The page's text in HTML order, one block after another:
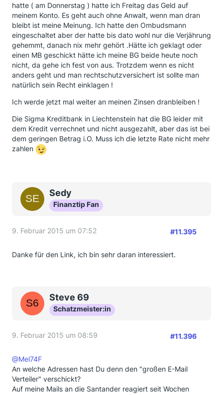
hatte ( am Donnerstag ) hatte ich Freitag das Geld auf
meinem Konto. Es geht auch ohne Anwalt, wenn man dran
bleibt ist meine Meinung. Ich hatte den Ombudsmann
eingeschaltet aber der hatte bis dato wohl nur die Verjährung
gehemmt, danach nix mehr gehört .Hätte ich geklagt oder
einen MB geschickt hätte ich meine BG beide heute noch
nicht, da gehe ich fest von aus. Trotzdem wenn es nicht
anders geht und man rechtschutzversichert ist sollte man
natürlich sein Recht einklagen !
Ich werde jetzt mal weiter an meinen Zinsen dranbleiben !
Die Sigma Kreditbank in Liechtenstein hat die BG leider mit
dem Kredit verrechnet und nicht ausgezahlt, aber das ist bei
dem geringen Betrag i.O. Muss ich die letzte Rate nicht mehr
zahlen
Sedy
Finanztip Fan
9. Februar 2015 um 07:52 #11.395
Danke für den Link, ich bin sehr daran interessiert.
Steve 69
Schatzmeister:in
9. Februar 2015 um 08:59 #11.396
@Mel74F
An welche Adressen hast Du denn den "großen E-Mail
Verteiler" verschickt?
Auf meine Mails an die Santander reagiert seit Wochen